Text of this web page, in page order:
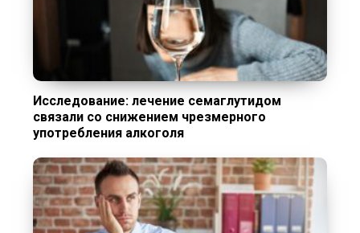
Исследование: лечение семаглутидом
связали со снижением чрезмерного
употребления алкоголя